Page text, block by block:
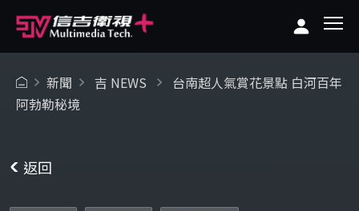
新聞 吉 NEWS
台南超人氣賞花景點 白河百年
阿勃勒秘境
返回